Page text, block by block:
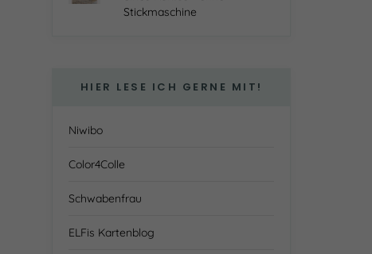
Stickmaschine
HIER LESE ICH GERNE MIT!
Niwibo
Color4Colle
Schwabenfrau
ELFis Kartenblog